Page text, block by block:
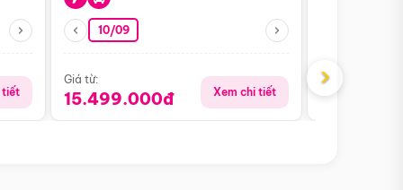
tiết
10/09
Giá từ:
15.499.000đ Xem chi tiết
Giá từ:
›